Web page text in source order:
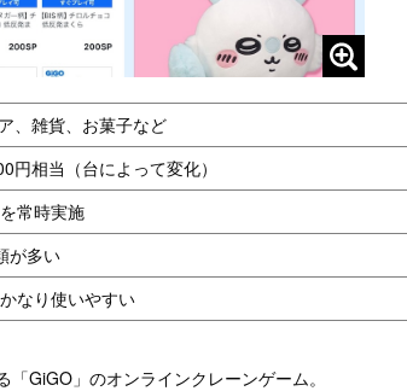
、雑貨、お菓子など
円相当（台によって変化）
常時実施
が多い
なり使いやすい
GiGO」のオンラインクレーンゲーム。